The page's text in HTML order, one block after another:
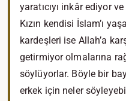
yaratıcıyı inkâr ediyor
Kızın kendisi İslam’ı
kardeşleri ise Allah’a
getirmiyor olmalarına
söylüyorlar. Böyle bir
erkek için neler